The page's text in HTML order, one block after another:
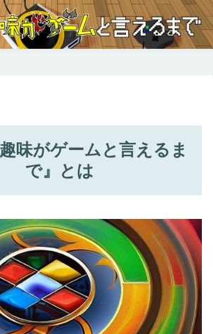
趣味がゲームと言えるま
で』とは